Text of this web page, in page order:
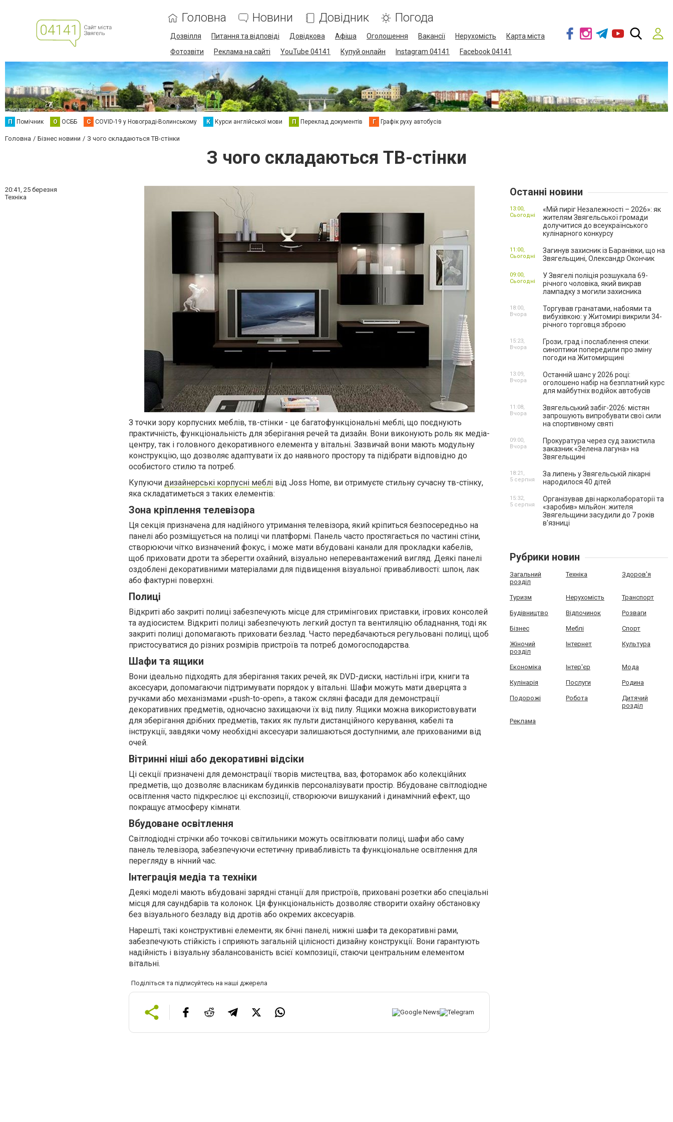
Головна Новини Довідник Погода
Дозвілля Питання та відповіді Довідкова Афіша Оголошення Вакансії Нерухомість
Карта міста
Фотозвіти
Реклама на сайті YouTube 04141 Купуй онлайн Instagram 04141 Facebook 04141
П Помічник О ОСББ C COVID-19 у Новограді-Волинському К Курси англійської мови П Переклад документів Г Графік руху автобусів
Головна Бізнес новини З чого складаються ТВ-стінки
З чого складаються ТВ-стінки
20:41, 25 березня
Техніка
З точки зору корпусних меблів, тв-стінки - це багатофункціональні меблі, що поєднують
практичність, функціональність для зберігання речей та дизайн. Вони виконують роль як медіа-
центру, так і головного декоративного елемента у вітальні. Зазвичай вони мають модульну
конструкцію, що дозволяє адаптувати їх до наявного простору та підібрати відповідно до
особистого стилю та потреб.
Купуючи дизайнерські корпусні меблі від Joss Home, ви отримуєте стильну сучасну тв-стінку,
яка складатиметься з таких елементів:
Зона кріплення телевізора
Ця секція призначена для надійного утримання телевізора, який кріпиться безпосередньо на
панелі або розміщується на полиці чи платформі. Панель часто простягається по частині стіни,
створюючи чітко визначений фокус, і може мати вбудовані канали для прокладки кабелів,
щоб приховати дроти та зберегти охайний, візуально неперевантажений вигляд. Деякі панелі
оздоблені декоративними матеріалами для підвищення візуальної привабливості: шпон, лак
або фактурні поверхні.
Полиці
Відкриті або закриті полиці забезпечують місце для стримінгових приставки, ігрових консолей
та аудіосистем. Відкриті полиці забезпечують легкий доступ та вентиляцію обладнання, тоді як
закриті полиці допомагають приховати безлад. Часто передбачаються регульовані полиці, щоб
пристосуватися до різних розмірів пристроїв та потреб домогосподарства.
Шафи та ящики
Вони ідеально підходять для зберігання таких речей, як DVD-диски, настільні ігри, книги та
аксесуари, допомагаючи підтримувати порядок у вітальні. Шафи можуть мати дверцята з
ручками або механізмами «push-to-open», а також скляні фасади для демонстрації
декоративних предметів, одночасно захищаючи їх від пилу. Ящики можна використовувати
для зберігання дрібних предметів, таких як пульти дистанційного керування, кабелі та
інструкції, завдяки чому необхідні аксесуари залишаються доступними, але прихованими від
очей.
Вітринні ніші або декоративні відсіки
Ці секції призначені для демонстрації творів мистецтва, ваз, фоторамок або колекційних
предметів, що дозволяє власникам будинків персоналізувати простір. Вбудоване світлодіодне
освітлення часто підкреслює ці експозиції, створюючи вишуканий і динамічний ефект, що
покращує атмосферу кімнати.
Вбудоване освітлення
Світлодіодні стрічки або точкові світильники можуть освітлювати полиці, шафи або саму
панель телевізора, забезпечуючи естетичну привабливість та функціональне освітлення для
перегляду в нічний час.
Інтеграція медіа та техніки
Деякі моделі мають вбудовані зарядні станції для пристроїв, приховані розетки або спеціальні
місця для саундбарів та колонок. Ця функціональність дозволяє створити охайну обстановку
без візуального безладу від дротів або окремих аксесуарів.
Нарешті, такі конструктивні елементи, як бічні панелі, нижні шафи та декоративні рами,
забезпечують стійкість і сприяють загальній цілісності дизайну конструкції. Вони гарантують
надійність і візуальну збалансованість всієї композиції, стаючи центральним елементом
вітальні.
Поділіться та підписуйтесь на наші джерела
Останні новини
«Мій пиріг Незалежності – 2026»: як
жителям Звягельської громади
долучитися до всеукраїнського
кулінарного конкурсу
13:00,
Сьогодні
Загинув захисник із Баранівки, що на
Звягельщині, Олександр Окончик
11:00,
Сьогодні
У Звягелі поліція розшукала 69-
річного чоловіка, який викрав
лампадку з могили захисника
09:00,
Сьогодні
Торгував гранатами, набоями та
вибухівкою: у Житомирі викрили 34-
річного торговця зброєю
18:00,
Вчора
Грози, град і послаблення спеки:
синоптики попередили про зміну
погоди на Житомирщині
15:23,
Вчора
Останній шанс у 2026 році:
оголошено набір на безплатний курс
для майбутніх водійок автобусів
13:09,
Вчора
Звягельський забіг-2026: містян
запрошують випробувати свої сили
на спортивному святі
11:08,
Вчора
Прокуратура через суд захистила
заказник «Зелена лагуна» на
Звягельщині
09:00,
Вчора
За липень у Звягельській лікарні
народилося 40 дітей
18:21,
5 серпня
Організував дві нарколабораторії та
«заробив» мільйон: жителя
Звягельщини засудили до 7 років
в'язниці
15:32,
5 серпня
Рубрики новин
Загальний
розділ
Техніка Здоров'я
Туризм Нерухомість Транспорт
Будівництво Відпочинок Розваги
Бізнес Меблі Спорт
Жіночий
розділ
Інтернет Культура
Економіка Інтер'єр Мода
Кулінарія Послуги Родина
Подорожі Робота
Дитячий
розділ
Реклама